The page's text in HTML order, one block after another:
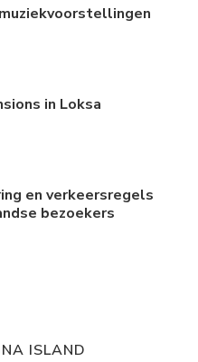
in Loksa
en verkeersregels
bezoekers
ISLAND